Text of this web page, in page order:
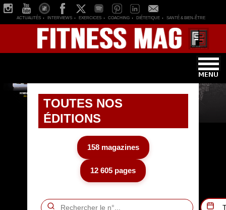
ACTUALITÉS INTERVIEWS EXERCICES COACHING DIÉTETIQUE SANTÉ & BIEN-ÊTRE
TOUTES NOS
ÉDITIONS
158 magazines
12 605 pages